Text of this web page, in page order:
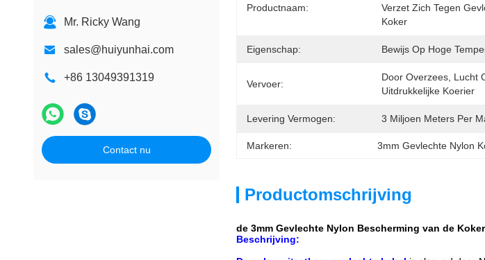
Mr. Ricky Wang
sales@huiyunhai.com
+86 13049391319
Contact nu
Productnaam:
Verzet Zich Tegen
Koker
Eigenschap: Bewijs Op Hoge
Vervoer:
Door Overzees, Lucht
Uitdrukkelijke Koerier
Levering Vermogen: 3 Miljoen Meters Per
Markeren: 3mm Gevlechte Nylon
Productomschrijving
de 3mm Gevlechte Nylon Bescherming van de
Beschrijving: